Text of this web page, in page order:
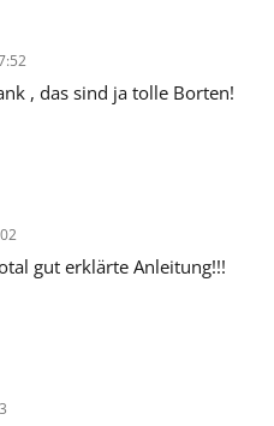
, das sind ja tolle Borten!
gut erklärte Anleitung!!!